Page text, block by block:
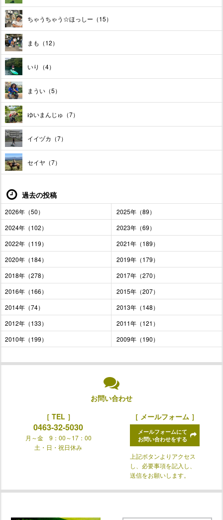
ちゃうちゃう☆ほっしー（15）
まも（12）
いり（4）
まうい（5）
ゆいまんじゅ（7）
イイヅカ（7）
セイヤ（7）
過去の投稿
2026年（50）
2025年（89）
2024年（102）
2023年（69）
2022年（119）
2021年（189）
2020年（184）
2019年（179）
2018年（278）
2017年（270）
2016年（166）
2015年（207）
2014年（74）
2013年（148）
2012年（133）
2011年（121）
2010年（199）
2009年（190）
お問い合わせ
［ TEL ］
0463-32-5030
月～金 9：00～17：00
土・日・祝日休み
［ メールフォーム ］
メールフォームにて
お問い合わせをする
上記ボタンよりアクセス
し、必要事項を記入し、
送信をお願いします。